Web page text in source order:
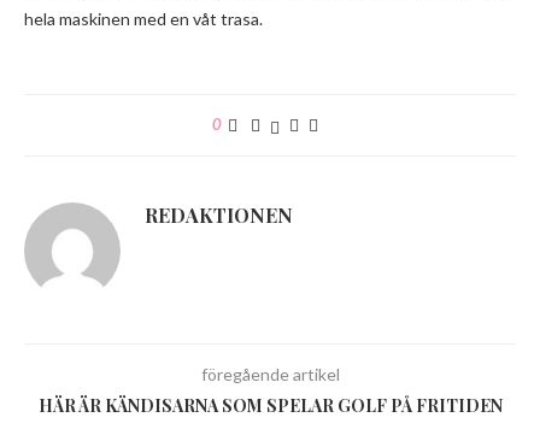
hela maskinen med en våt trasa.
0
REDAKTIONEN
föregående artikel
HÄR ÄR KÄNDISARNA SOM SPELAR GOLF PÅ FRITIDEN